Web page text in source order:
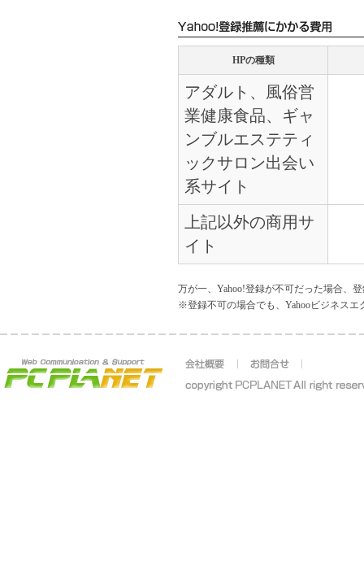
HPの種類
アダルト、風俗営
業健康食品、ギャ
ンブルエステティ
ックサロン出会い
系サイト
上記以外の商用サ
イト
万が一、Yahoo!登録が不可だった場合
※登録不可の場合でも、Yahooビジネス